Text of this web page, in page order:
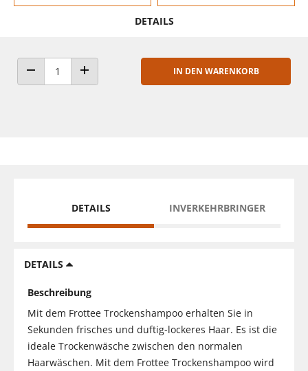
DETAILS
ANZAHL VERRINGERNANZAHL ERHÖHEN
IN DEN WARENKORB
DETAILS INVERKEHRBRINGER
DETAILS
Beschreibung
Mit dem Frottee Trockenshampoo erhalten Sie in
Sekunden frisches und duftig-lockeres Haar. Es ist die
ideale Trockenwäsche zwischen den normalen
Haarwäschen. Mit dem Frottee Trockenshampoo wird